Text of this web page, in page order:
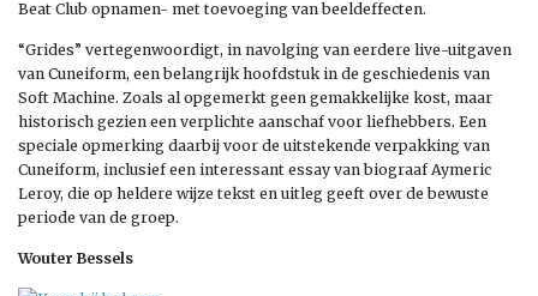
Beat Club opnamen- met toevoeging van beeldeffecten.
“Grides” vertegenwoordigt, in navolging van eerdere live-uitgaven
van Cuneiform, een belangrijk hoofdstuk in de geschiedenis van
Soft Machine. Zoals al opgemerkt geen gemakkelijke kost, maar
historisch gezien een verplichte aanschaf voor liefhebbers. Een
speciale opmerking daarbij voor de uitstekende verpakking van
Cuneiform, inclusief een interessant essay van biograaf Aymeric
Leroy, die op heldere wijze tekst en uitleg geeft over de bewuste
periode van de groep.
Wouter Bessels